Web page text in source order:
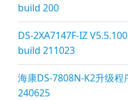
build 200
DS-2XA7147F-IZ
build 211023
海康DS-7808N-K2升级
240625